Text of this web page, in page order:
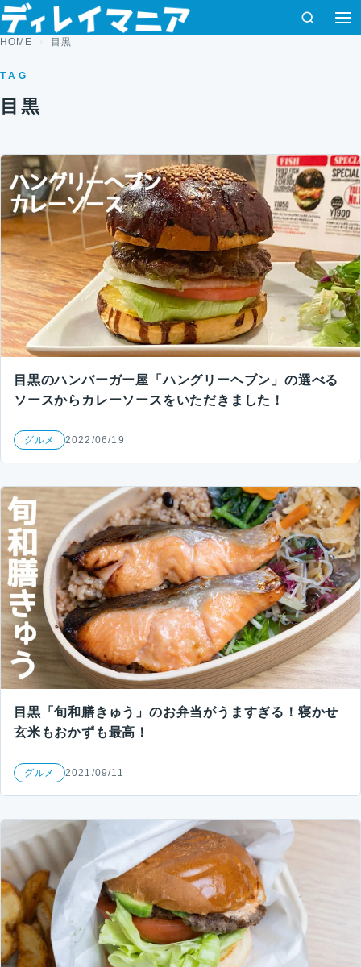
コンテンツへスキップ
検索
HOME 目黒
TAG
目黒
目黒のハンバーガー屋「ハングリーヘブン」の選べる
ソースからカレーソースをいただきました！
グルメ 2022/06/19
目黒「旬和膳きゅう」のお弁当がうますぎる！寝かせ
玄米もおかずも最高！
グルメ 2021/09/11